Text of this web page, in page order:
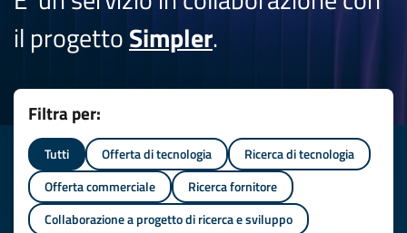
il progettoSimpler.
Filtra per:
Tutti Offerta di tecnologia
Ricerca di tecnologia
Offerta commerciale
Ricerca fornitore
Collaborazione a progetto di ricerca e sviluppo